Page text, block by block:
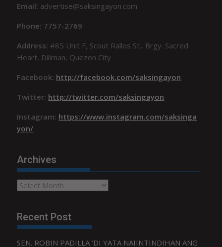
Email: advertise@saksingayon.com
Phone: 7757-2769
Address:#85 Unit F, Scout Rallos St., Brgy. Sacred
Heart, Diliman, Quezon City
Facebook: http://facebook.com/saksingayon
Twitter: http://twitter.com/saksingayon
Instagram: https://www.instagram.com/saksinga
yon/
Archives
Archives
Recent Post
SEN. ROBIN PADILLA ‘DI YATA NAIINTINDIHAN ANG